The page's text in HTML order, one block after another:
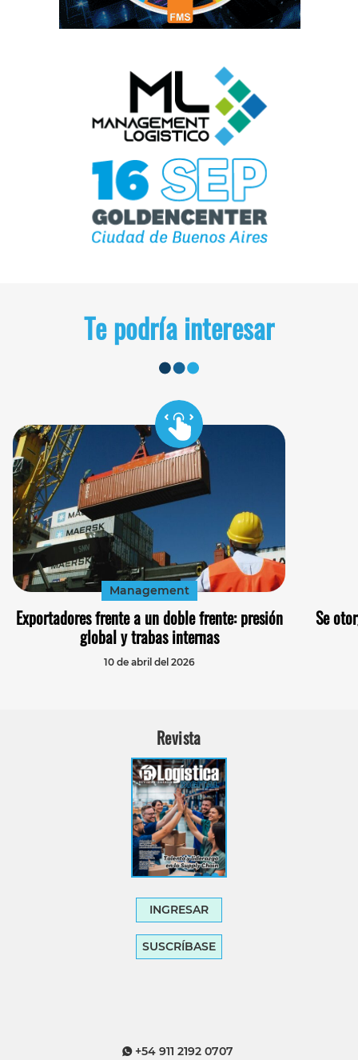
Te podría interesar
Management
Exportadores frente a un doble frente: presión
global y trabas internas
10 de abril del 2026
Se
Revista
INGRESAR
SUSCRÍBASE
+54 911 2192 0707